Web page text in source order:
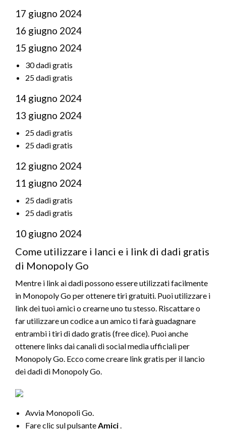
17 giugno 2024
16 giugno 2024
15 giugno 2024
30 dadi gratis
25 dadi gratis
14 giugno 2024
13 giugno 2024
25 dadi gratis
25 dadi gratis
12 giugno 2024
11 giugno 2024
25 dadi gratis
25 dadi gratis
10 giugno 2024
Come utilizzare i lanci e i link di dadi gratis
di Monopoly Go
Mentre i link ai dadi possono essere utilizzati facilmente
in Monopoly Go per ottenere tiri gratuiti. Puoi utilizzare i
link dei tuoi amici o crearne uno tu stesso. Riscattare o
far utilizzare un codice a un amico ti farà guadagnare
entrambi i tiri di dado gratis (free dice). Puoi anche
ottenere links dai canali di social media ufficiali per
Monopoly Go. Ecco come creare link gratis per il lancio
dei dadi di Monopoly Go.
Avvia Monopoli Go.
Fare clic sul pulsanteAmici.